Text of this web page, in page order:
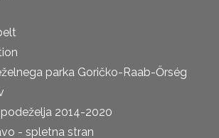
parka Goričko-Raab-Őrség
2014-2020
- spletna stran